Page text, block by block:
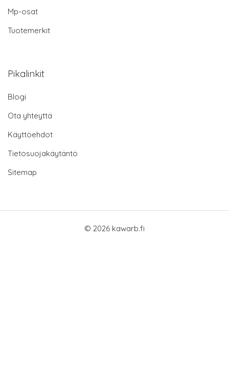
Mp-osat
Tuotemerkit
Pikalinkit
Blogi
Ota yhteyttä
Käyttöehdot
Tietosuojakäytäntö
Sitemap
© 2026 kawarb.fi